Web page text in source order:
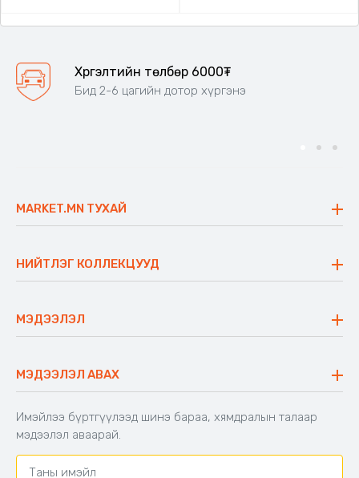
Хүргэлтийн төлбөр 6000₮
Бид 2-6 цагийн дотор хүргэнэ
MARKET.MN ТУХАЙ
Үнэт зүйлс
Ажлын байр
Блог
НИЙТЛЭГ КОЛЛЕКЦУУД
Сүүдрэвч
Аяны ширээ
Аяны түшлэгтэй сандал
МЭДЭЭЛЭЛ
Буцаалтын журам
Захиалга шалгах
Хамтран ажиллах
Холбоо барих
МЭДЭЭЛЭЛ АВАХ
Имэйлээ бүртгүүлээд шинэ бараа, хямдралын талаар
мэдээлэл аваарай.